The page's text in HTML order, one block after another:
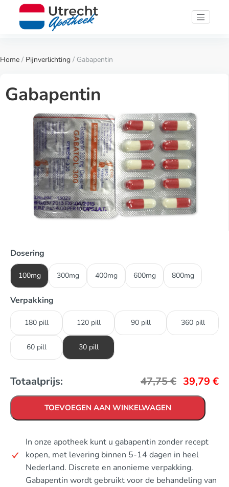
Home / Pijnverlichting / Gabapentin
Gabapentin
Dosering
100mg 300mg 400mg 600mg 800mg
Verpakking
180 pill 120 pill 90 pill 360 pill
60 pill 30 pill
Totaalprijs: 47,75€ 39,79 €
TOEVOEGEN AAN WINKELWAGEN
In onze apotheek kunt u gabapentin zonder recept
kopen, met levering binnen 5-14 dagen in heel
Nederland. Discrete en anonieme verpakking.
Gabapentin wordt gebruikt voor de behandeling van